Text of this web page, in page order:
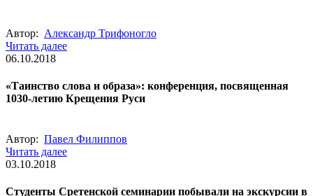
Автор: Александр Трифоногло
Читать далее
06.10.2018
«Таинство слова и образа»: конференция, посвященная
1030-летию Крещения Руси
Автор: Павел Филиппов
Читать далее
03.10.2018
Студенты Сретенской семинарии побывали на экскурсии в